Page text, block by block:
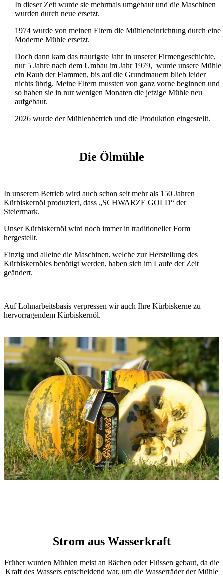
In dieser Zeit wurde sie mehrmals umgebaut und die Maschinen
wurden durch neue ersetzt.
1974 wurde von meinen Eltern die Mühleneinrichtung durch eine
Moderne Mühle ersetzt.
Doch dann kam das traurigste Jahr in unserer Firmengeschichte,
nur 5 Jahre nach dem Umbau im Jahr 1979, wurde unsere Mühle
ein Raub der Flammen, bis auf die Grundmauern blieb leider
nichts übrig. Meine Eltern mussten von ganz vorne beginnen und
so haben sie in nur wenigen Monaten die jetzige Mühle neu
aufgebaut.
2026 wurde der Mühlenbetrieb und die Produktion eingestellt.
Die Ölmühle
In unserem Betrieb wird auch schon seit mehr als 150 Jahren
Kürbiskernöl produziert, dass „SCHWARZE GOLD“ der
Steiermark.
Unser Kürbiskernöl wird noch immer in traditioneller Form
hergestellt.
Einzig und alleine die Maschinen, welche zur Herstellung des
Kürbiskernöles benötigt werden, haben sich im Laufe der Zeit
geändert.
Auf Lohnarbeitsbasis verpressen wir auch Ihre Kürbiskerne zu
hervorragendem Kürbiskernöl.
Strom aus Wasserkraft
Früher wurden Mühlen meist an Bächen oder Flüssen gebaut, da die
Kraft des Wassers entscheidend war, um die Wasserräder der Mühle